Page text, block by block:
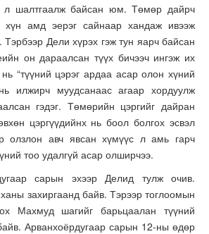
л шалтгаалж байсан юм. Төмөр дайрч
хүн амд эерэг сайнаар хандаж ивээж
Дели хүрэх гэж тун яарч байсан
он дараалсан түүх бичээч ингэж их
“түүний цэрэг ардаа асар олон хүний
илжирч муудсанаас агаар хордуулж
гэдэг. Төмөрийн цэргийг дайран
цэргүүдийнх нь боол болгох эсвэл
олзлон авч явсан хүмүүс л амь гарч
тоо удалгүй асар олширчээ.
сарын эхээр Делид тулж очив.
захиргаанд байв. Тэрээр тоглоомын
Махмуд шагийг барьцаалан түүний
Арванхоёрдугаар сарын 12-ны өдөр